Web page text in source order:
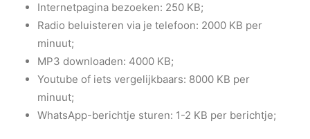
Internetpagina bezoeken: 250 KB;
Radio beluisteren via je telefoon: 2000 KB per
minuut;
MP3 downloaden: 4000 KB;
Youtube of iets vergelijkbaars: 8000 KB per
minuut;
WhatsApp-berichtje sturen: 1-2 KB per berichtje;